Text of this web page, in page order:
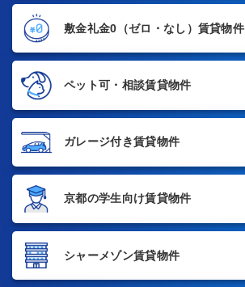
敷金礼金0 （ゼロ・なし）賃貸物件
ペット可・相談賃貸物件
ガレージ付き賃貸物件
京都の学生向け賃貸物件
シャーメゾン賃貸物件